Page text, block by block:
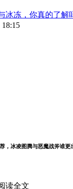
冰冻，你真的了解
18:15
，冰凌图腾与恶魔战斧谁更
读全文